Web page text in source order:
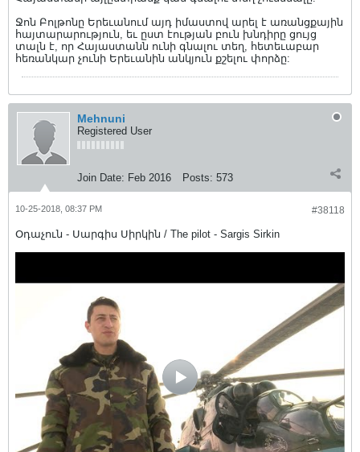
Ջոն Բոլթոնը Երեւանում այդ իմաստով արել է առանցքային
հայտարարություն, եւ ըստ էության բուն խնդիրը ցույց
տալն է, որ Հայաստանն ունի գնալու տեղ, հետեւաբար
հեռանկար չունի Երեւանին անկյուն քշելու փորձը:
Mehnuni
Registered User
Join Date: Feb 2016 Posts: 573
#38118
10-25-2018, 08:37 PM
Օդաչուն - Սարգիս Սիրկին / The pilot - Sargis Sirkin